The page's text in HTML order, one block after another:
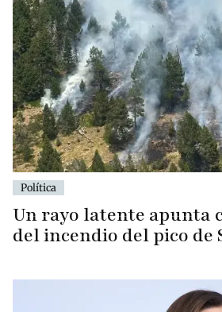
Política
Un rayo latente apunta
del incendio del pico de